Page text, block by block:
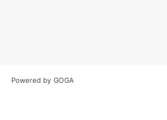
Powered by GOGA